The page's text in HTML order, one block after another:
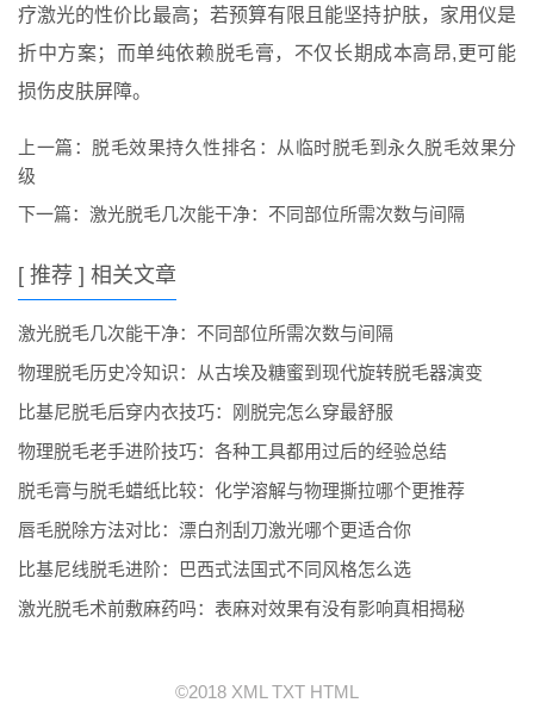
疗激光的性价比最高；若预算有限且能坚持护肤，家用仪是
折中方案；而单纯依赖脱毛膏，不仅长期成本高昂,更可能
损伤皮肤屏障。
上一篇： 脱毛效果持久性排名：从临时脱毛到永久脱毛效果分
级
下一篇： 激光脱毛几次能干净：不同部位所需次数与间隔
[ 推荐 ] 相关文章
激光脱毛几次能干净：不同部位所需次数与间隔
物理脱毛历史冷知识：从古埃及糖蜜到现代旋转脱毛器演变
比基尼脱毛后穿内衣技巧：刚脱完怎么穿最舒服
物理脱毛老手进阶技巧：各种工具都用过后的经验总结
脱毛膏与脱毛蜡纸比较：化学溶解与物理撕拉哪个更推荐
唇毛脱除方法对比：漂白剂刮刀激光哪个更适合你
比基尼线脱毛进阶：巴西式法国式不同风格怎么选
激光脱毛术前敷麻药吗：表麻对效果有没有影响真相揭秘
©2018 XML TXT HTML